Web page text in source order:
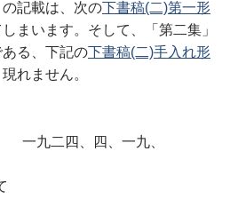
記載は、次の下書稿(二)第一形
まいます。そして、「第二集」
る、下記の下書稿(二)手入れ形
れません。
四、一九、